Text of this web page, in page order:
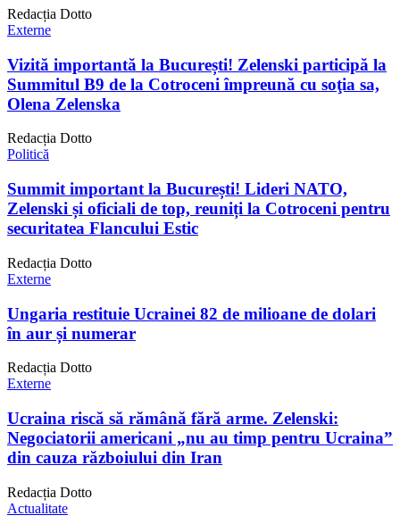
Redacția Dotto
Externe
Vizită importantă la București! Zelenski participă la
Summitul B9 de la Cotroceni împreună cu soţia sa,
Olena Zelenska
Redacția Dotto
Politică
Summit important la București! Lideri NATO,
Zelenski și oficiali de top, reuniți la Cotroceni pentru
securitatea Flancului Estic
Redacția Dotto
Externe
Ungaria restituie Ucrainei 82 de milioane de dolari
în aur și numerar
Redacția Dotto
Externe
Ucraina riscă să rămână fără arme. Zelenski:
Negociatorii americani „nu au timp pentru Ucraina”
din cauza războiului din Iran
Redacția Dotto
Actualitate